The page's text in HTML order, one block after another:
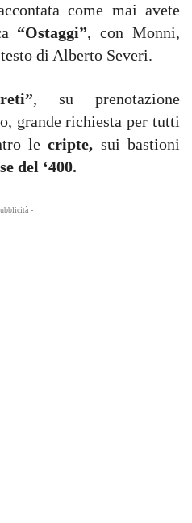
come mai avete
“Ostaggi”, con Monni,
di Alberto Severi.
, su prenotazione
grande richiesta per tutti
lecripte, sui bastioni
del ‘400.
-